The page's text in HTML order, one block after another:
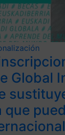
Global
que